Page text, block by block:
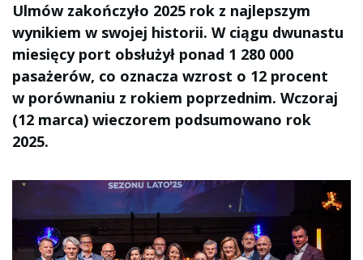
Ulmów zakończyło 2025 rok z najlepszym
wynikiem w swojej historii. W ciągu dwunastu
miesięcy port obsłużył ponad 1 280 000
pasażerów, co oznacza wzrost o 12 procent
w porównaniu z rokiem poprzednim. Wczoraj
(12 marca) wieczorem podsumowano rok
2025.